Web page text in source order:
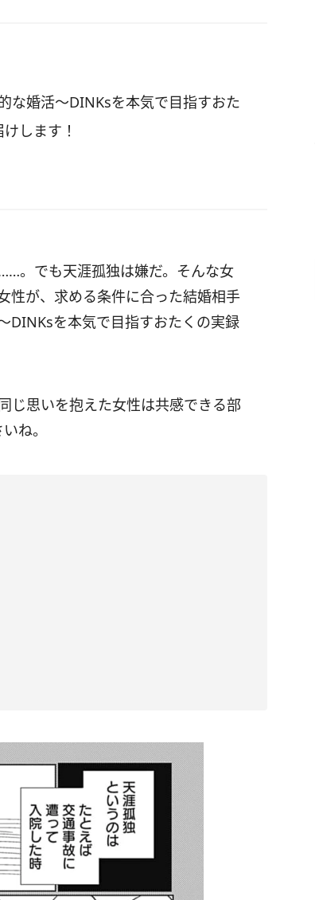
な婚活～DINKsを本気で目指すおた
します！
。でも天涯孤独は嫌だ。そんな女
が、求める条件に合った結婚相手
DINKsを本気で目指すおたくの実録
思いを抱えた女性は共感できる部
ね。